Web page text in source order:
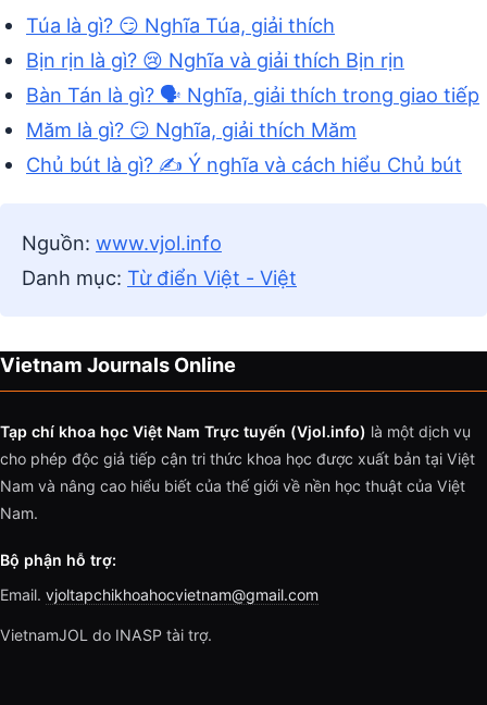
Túa là gì? 😏 Nghĩa Túa, giải thích
Bịn rịn là gì? 😢 Nghĩa và giải thích Bịn rịn
Bàn Tán là gì? 🗣️ Nghĩa, giải thích trong giao tiếp
Măm là gì? 😏 Nghĩa, giải thích Măm
Chủ bút là gì? ✍️ Ý nghĩa và cách hiểu Chủ bút
Nguồn: www.vjol.info
Danh mục: Từ điển Việt - Việt
Vietnam Journals Online
Tạp chí khoa học Việt Nam Trực tuyến (Vjol.info) là một dịch vụ
cho phép độc giả tiếp cận tri thức khoa học được xuất bản tại Việt
Nam và nâng cao hiểu biết của thế giới về nền học thuật của Việt
Nam.
Bộ phận hỗ trợ:
Email. vjoltapchikhoahocvietnam@gmail.com
VietnamJOL do INASP tài trợ.